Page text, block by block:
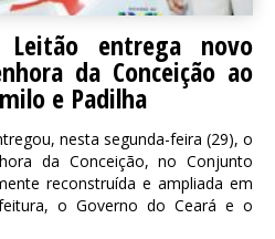
Leitão entrega novo
da Conceição ao
e Padilha
nesta segunda-feira (29), o
da Conceição, no Conjunto
reconstruída e ampliada em
o Governo do Ceará e o